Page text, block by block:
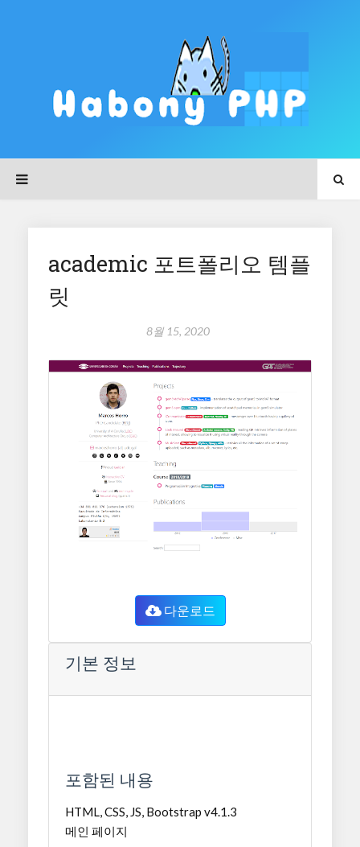
academic 포트폴리오 템플
릿
8월 15, 2020
다운로드
기본 정보
포함된 내용
HTML, CSS, JS, Bootstrap v4.1.3
메인 페이지